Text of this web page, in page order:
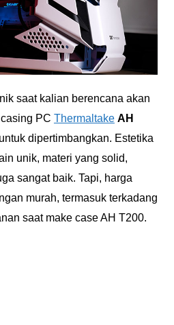
saat kalian berencana akan
PC Thermaltake AH
dipertimbangkan. Estetika
unik, materi yang solid,
sangat baik. Tapi, harga
murah, termasuk terkadang
saat make case AH T200.